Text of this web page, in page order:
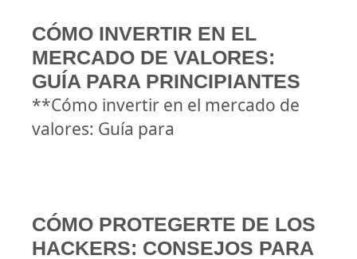
CÓMO INVERTIR EN EL
MERCADO DE VALORES:
GUÍA PARA PRINCIPIANTES
**Cómo invertir en el mercado de
valores: Guía para
CÓMO PROTEGERTE DE LOS
HACKERS: CONSEJOS PARA